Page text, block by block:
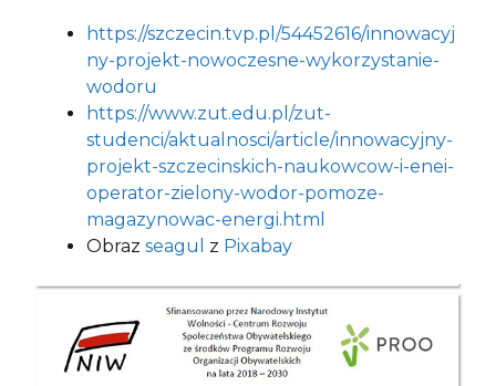
https://szczecin.tvp.pl/54452616/innowacyj
ny-projekt-nowoczesne-wykorzystanie-
wodoru
https://www.zut.edu.pl/zut-
studenci/aktualnosci/article/innowacyjny-
projekt-szczecinskich-naukowcow-i-enei-
operator-zielony-wodor-pomoze-
magazynowac-energi.html
Obraz seagul z Pixabay